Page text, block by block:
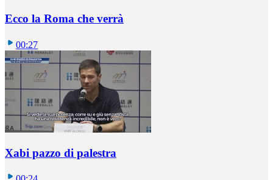
Ecco la Roma che verrà
00:27
Xabi pazzo di palestra